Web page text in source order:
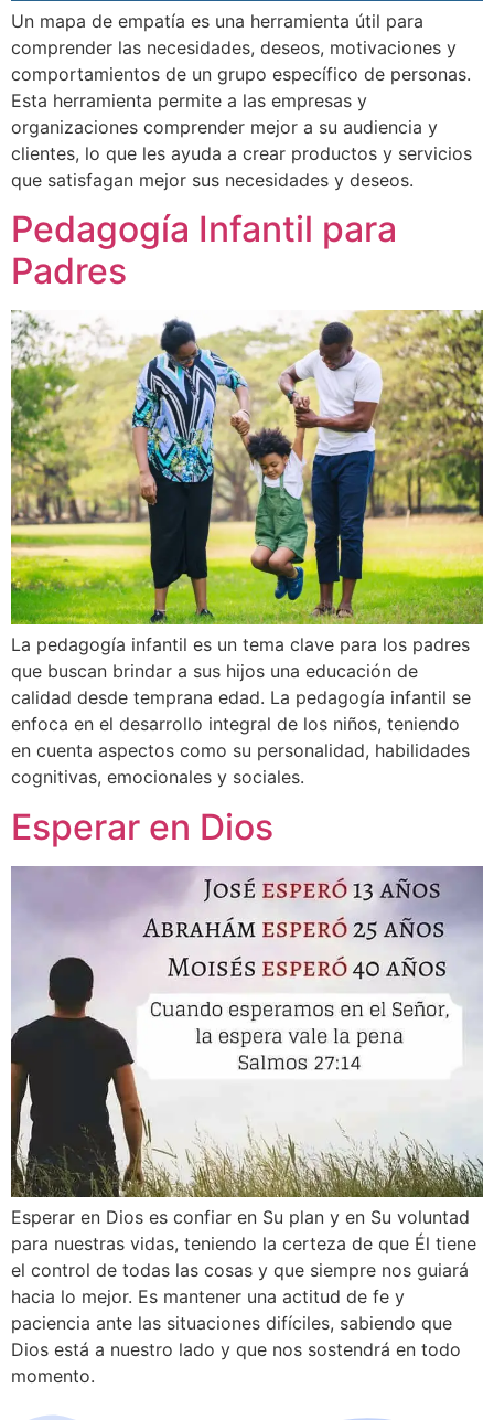
Un mapa de empatía es una herramienta útil para
comprender las necesidades, deseos, motivaciones y
comportamientos de un grupo específico de personas.
Esta herramienta permite a las empresas y
organizaciones comprender mejor a su audiencia y
clientes, lo que les ayuda a crear productos y servicios
que satisfagan mejor sus necesidades y deseos.
Pedagogía Infantil para
Padres
La pedagogía infantil es un tema clave para los padres
que buscan brindar a sus hijos una educación de
calidad desde temprana edad. La pedagogía infantil se
enfoca en el desarrollo integral de los niños, teniendo
en cuenta aspectos como su personalidad, habilidades
cognitivas, emocionales y sociales.
Esperar en Dios
Esperar en Dios es confiar en Su plan y en Su voluntad
para nuestras vidas, teniendo la certeza de que Él tiene
el control de todas las cosas y que siempre nos guiará
hacia lo mejor. Es mantener una actitud de fe y
paciencia ante las situaciones difíciles, sabiendo que
Dios está a nuestro lado y que nos sostendrá en todo
momento.